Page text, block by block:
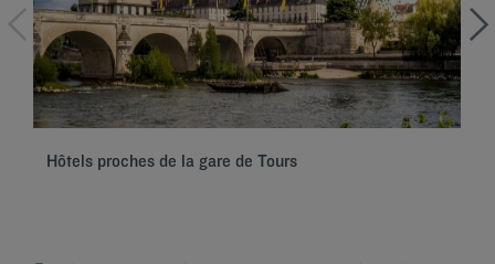
Hôtels proches de la gare de Tours